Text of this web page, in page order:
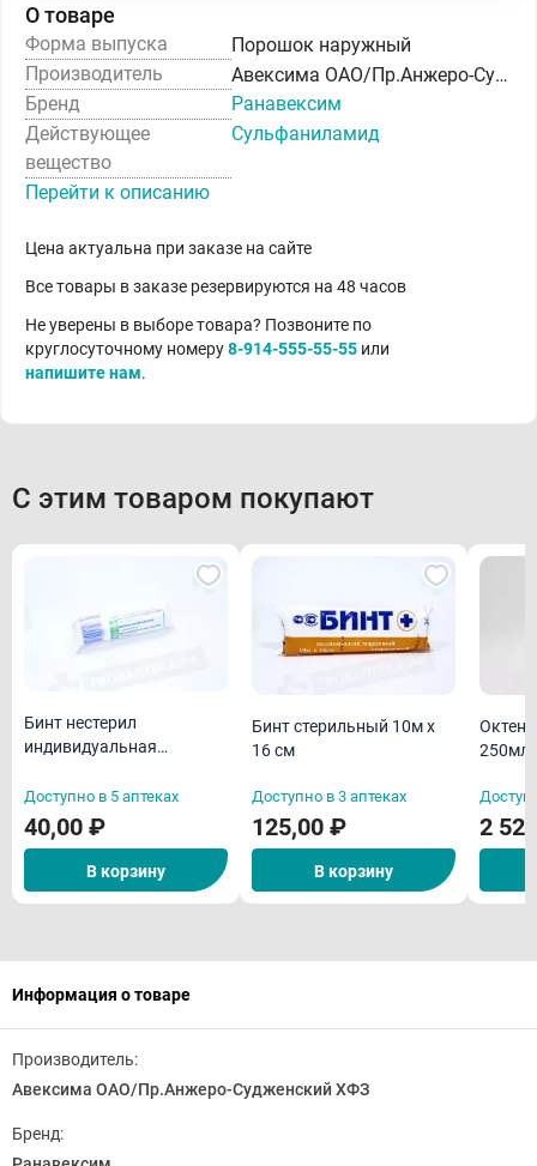
О товаре
Форма выпуска
Порошок наружный
Производитель
Авексима ОАО/Пр.Анжеро-Судженский ХФЗ
Бренд
Ранавексим
Действующее
вещество
Сульфаниламид
Перейти к описанию
Цена актуальна при заказе на сайте
Все товары в заказе резервируются на 48 часов
Не уверены в выборе товара? Позвоните по
круглосуточному номеру8-914-555-55-55 или
напишите нам.
С этим товаром покупают
Бинт нестерил
индивидуальная
Доступно в 5 аптеках
40,00 ₽
В корзину
Бинт стерильный 10м х
16 см
Доступно в 3 аптеках
125,00 ₽
В корзину
250мл
во)
2
Информация о товаре
Производитель:
Авексима ОАО/Пр.Анжеро-Судженский ХФЗ
Бренд: